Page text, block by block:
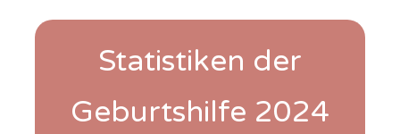
Statistiken der
Geburtshilfe 2024